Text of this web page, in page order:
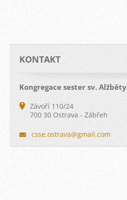
KONTAKT
Kongregace sester sv. Alžběty
Závoří 110/24
700 30 Ostrava - Zábřeh
csse.ostrava@gmail.com